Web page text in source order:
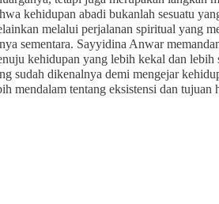
kehidupan abadi bukanlah sesuatu
melalui perjalanan spiritual yang
sementara. Sayyidina Anwar
kehidupan yang lebih kekal dan
sudah dikenalnya demi mengejar
mendalam tentang eksistensi dan tujuan